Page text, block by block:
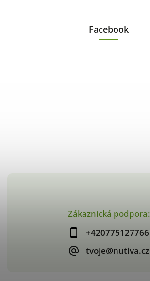
Zákaznická podpora:
+420775127766
tvoje@nutiva.cz
Facebook